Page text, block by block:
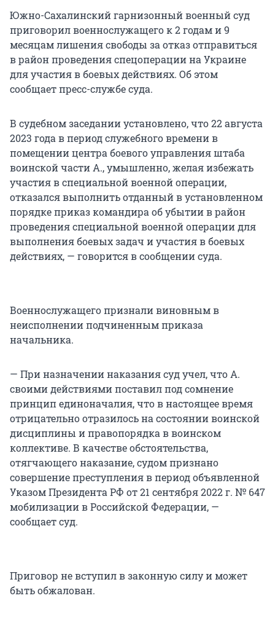
Южно-Сахалинский гарнизонный военный суд
приговорил военнослужащего к 2 годам и 9
месяцам лишения свободы за отказ отправиться
в район проведения спецоперации на Украине
для участия в боевых действиях. Об этом
сообщает пресс-службе суда.
В судебном заседании установлено, что 22 августа
2023 года в период служебного времени в
помещении центра боевого управления штаба
воинской части А., умышленно, желая избежать
участия в специальной военной операции,
отказался выполнить отданный в установленном
порядке приказ командира об убытии в район
проведения специальной военной операции для
выполнения боевых задач и участия в боевых
действиях, — говорится в сообщении суда.
Военнослужащего признали виновным в
неисполнении подчиненным приказа
начальника.
— При назначении наказания суд учел, что А.
своими действиями поставил под сомнение
принцип единоначалия, что в настоящее время
отрицательно отразилось на состоянии воинской
дисциплины и правопорядка в воинском
коллективе. В качестве обстоятельства,
отягчающего наказание, судом признано
совершение преступления в период объявленной
Указом Президента РФ от 21 сентября 2022 г. № 647
мобилизации в Российской Федерации, —
сообщает суд.
Приговор не вступил в законную силу и может
быть обжалован.